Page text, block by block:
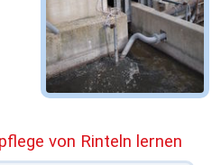
von Rinteln lernen